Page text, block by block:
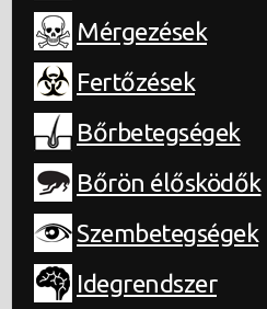
Mérgezések
Fertőzések
Bőrbetegségek
Bőrön élősködők
Szembetegségek
Idegrendszer